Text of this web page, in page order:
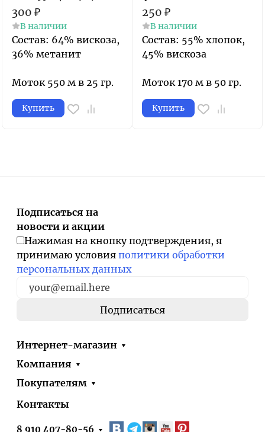
300 ₽
В наличии
Состав: 64% вискоза,
36% метанит
Моток 550 м в 25 гр.
Купить
250 ₽
В наличии
Состав: 55% хлопок,
45% вискоза
Моток 170 м в 50 гр.
Купить
Подписаться на
новости и акции
Нажимая на кнопку подтверждения, я
принимаю условия политики обработки
персональных данных
Интернет-магазин
Компания
Покупателям
Контакты
8 910 407-80-56